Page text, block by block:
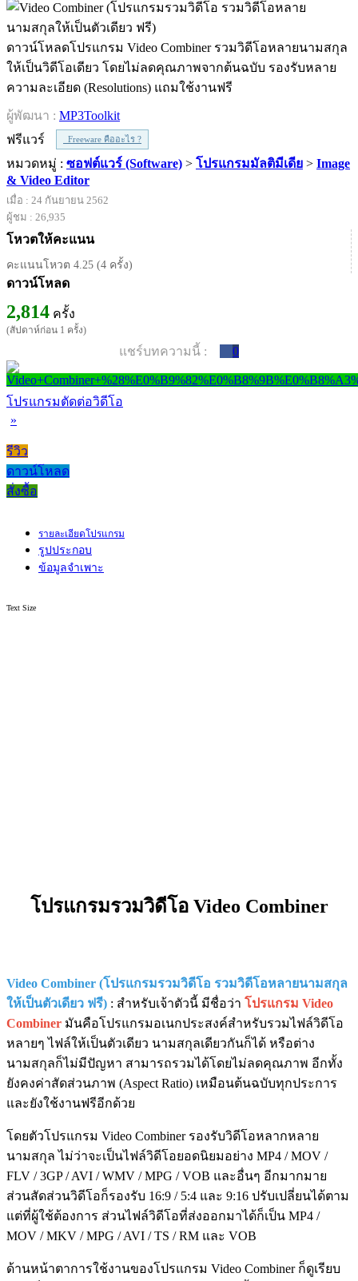
ดาวน์โหลดโปรแกรม Video Combiner รวมวิดีโอหลายนามสกุล
ให้เป็นวิดีโอเดียว โดยไม่ลดคุณภาพจากต้นฉบับ รองรับหลาย
ความละเอียด (Resolutions) แถมใช้งานฟรี
ผู้พัฒนา : MP3Toolkit
ฟรีแวร์
Freeware คืออะไร ?
หมวดหมู่ : ซอฟต์แวร์ (Software) > โปรแกรมมัลติมีเดีย > Image
& Video Editor
เมื่อ : 24 กันยายน 2562
ผู้ชม : 26,935
โหวตให้คะแนน
คะแนนโหวต 4.25 (4 ครั้ง)
ดาวน์โหลด
2,814 ครั้ง
(สัปดาห์ก่อน 1 ครั้ง)
แชร์บทความนี้ : 0
โปรแกรมตัดต่อวิดีโอ
»
รีวิว
ดาวน์โหลด
สั่งซื้อ
รายละเอียดโปรแกรม
รูปประกอบ
ข้อมูลจำเพาะ
Text Size
โปรแกรมรวมวิดีโอ Video Combiner
Video Combiner (โปรแกรมรวมวิดีโอ รวมวิดีโอหลายนามสกุล
ให้เป็นตัวเดียว ฟรี) : สำหรับเจ้าตัวนี้ มีชื่อว่า โปรแกรม Video
Combiner มันคือโปรแกรมอเนกประสงค์สำหรับรวมไฟล์วิดีโอ
หลายๆ ไฟล์ให้เป็นตัวเดียว นามสกุลเดียวกันก็ได้ หรือต่าง
นามสกุลก็ไม่มีปัญหา สามารถรวมได้โดยไม่ลดคุณภาพ อีกทั้ง
ยังคงค่าสัดส่วนภาพ (Aspect Ratio) เหมือนต้นฉบับทุกประการ
และยังใช้งานฟรีอีกด้วย
โดยตัวโปรแกรม Video Combiner รองรับวิดีโอหลากหลาย
นามสกุล ไม่ว่าจะเป็นไฟล์วิดีโอยอดนิยมอย่าง MP4 / MOV /
FLV / 3GP / AVI / WMV / MPG / VOB และอื่นๆ อีกมากมาย
ส่วนสัดส่วนวิดีโอก็รองรับ 16:9 / 5:4 และ 9:16 ปรับเปลี่ยนได้ตาม
แต่ที่ผู้ใช้ต้องการ ส่วนไฟล์วิดีโอที่ส่งออกมาได้ก็เป็น MP4 /
MOV / MKV / MPG / AVI / TS / RM และ VOB
ด้านหน้าตาการใช้งานของโปรแกรม Video Combiner ก็ดูเรียบ